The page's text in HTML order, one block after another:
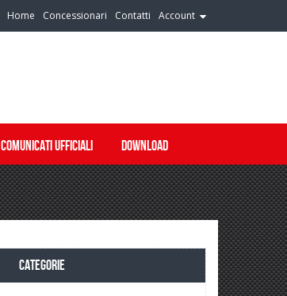
Home Concessionari Contatti Account
COMUNICATI UFFICIALI DOWNLOAD
CATEGORIE